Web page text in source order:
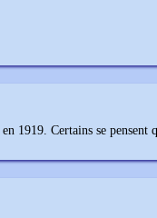
en 1919. Certains se pensent